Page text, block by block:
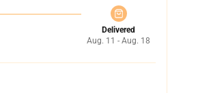
Delivered
Aug. 11 - Aug. 18